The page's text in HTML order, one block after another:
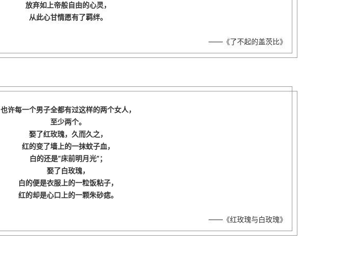
放弃如上帝般自由的心灵，
从此心甘情愿有了羁绊。
——《了不起的盖茨比》
也许每一个男子全都有过这样的两个女人，
至少两个。
娶了红玫瑰， 久而久之，
红的变了墙上的一抹蚊子血，
白的还是“床前明月光”；
娶了白玫瑰，
白的便是衣服上的一粒饭粘子，
红的却是心口上的一颗朱砂痣。
——《红玫瑰与白玫瑰》